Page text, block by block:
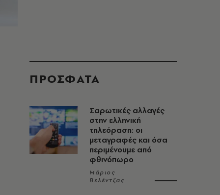
ΠΡΟΣΦΑΤΑ
Σαρωτικές αλλαγές
στην ελληνική
τηλεόραση: οι
μεταγραφές και όσα
περιμένουμε από
φθινόπωρο
Μάριος
Βελέντζας